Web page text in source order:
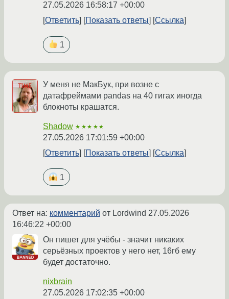
27.05.2026 16:58:17 +00:00
Ответить
Показать ответы Ссылка
1
У меня не МакБук, при возне с
датафреймами pandas на 40 гигах иногда
блокноты крашатся.
Shadow ★★★★★
27.05.2026 17:01:59 +00:00
Ответить
Показать ответы Ссылка
1
Ответ на: комментарий от Lordwind 27.05.2026
16:46:22 +00:00
Он пишет для учёбы - значит никаких
серьёзных проектов у него нет, 16гб ему
будет достаточно.
nixbrain
27.05.2026 17:02:35 +00:00